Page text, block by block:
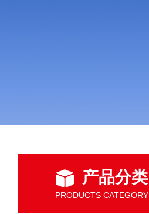
产品分类
PRODUCTS CATEGORY